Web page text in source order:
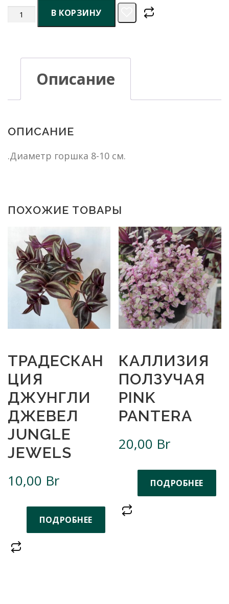
Количество
Каллизия
ползучая
В КОРЗИНУ
Описание
ОПИСАНИЕ
.Диаметр горшка 8-10 см.
ПОХОЖИЕ ТОВАРЫ
ТРАДЕСКАН
ЦИЯ
ДЖУНГЛИ
ДЖЕВЕЛ
JUNGLE
JEWELS
10,00 Br
ПОДРОБНЕЕ
КАЛЛИЗИЯ
ПОЛЗУЧАЯ
PINK
PANTERA
20,00 Br
ПОДРОБНЕЕ